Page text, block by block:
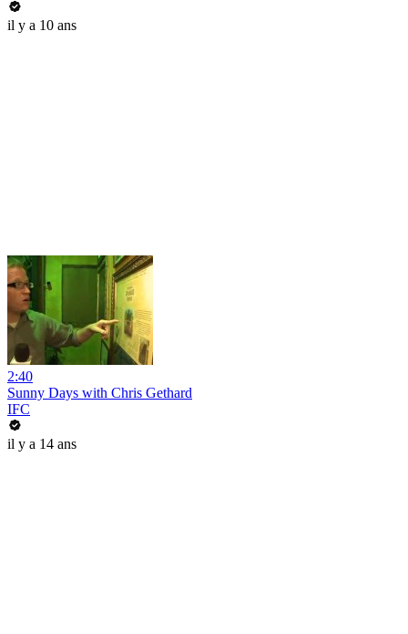
il y a 10 ans
2:40
Sunny Days with Chris Gethard
IFC
il y a 14 ans